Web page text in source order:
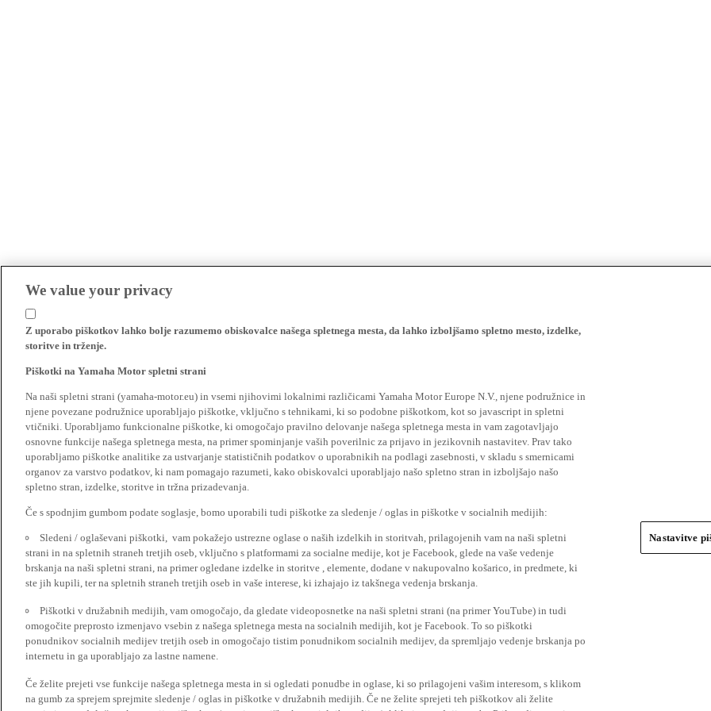
We value your privacy
Z uporabo piškotkov lahko bolje razumemo obiskovalce našega spletnega mesta, da lahko izboljšamo spletno mesto, izdelke,
storitve in trženje.
Piškotki na Yamaha Motor spletni strani
Na naši spletni strani (yamaha-motor.eu) in vsemi njihovimi lokalnimi različicami Yamaha Motor Europe N.V., njene podružnice in
njene povezane podružnice uporabljajo piškotke, vključno s tehnikami, ki so podobne piškotkom, kot so javascript in spletni
vtičniki. Uporabljamo funkcionalne piškotke, ki omogočajo pravilno delovanje našega spletnega mesta in vam zagotavljajo
osnovne funkcije našega spletnega mesta, na primer spominjanje vaših poverilnic za prijavo in jezikovnih nastavitev. Prav tako
uporabljamo piškotke analitike za ustvarjanje statističnih podatkov o uporabnikih na podlagi zasebnosti, v skladu s smernicami
organov za varstvo podatkov, ki nam pomagajo razumeti, kako obiskovalci uporabljajo našo spletno stran in izboljšajo našo
spletno stran, izdelke, storitve in tržna prizadevanja.
Če s spodnjim gumbom podate soglasje, bomo uporabili tudi piškotke za sledenje / oglas in piškotke v socialnih medijih:
Sledeni / oglaševani piškotki, vam pokažejo ustrezne oglase o naših izdelkih in storitvah, prilagojenih vam na naši spletni
strani in na spletnih straneh tretjih oseb, vključno s platformami za socialne medije, kot je Facebook, glede na vaše vedenje
brskanja na naši spletni strani, na primer ogledane izdelke in storitve , elemente, dodane v nakupovalno košarico, in predmete, ki
ste jih kupili, ter na spletnih straneh tretjih oseb in vaše interese, ki izhajajo iz takšnega vedenja brskanja.
Piškotki v družabnih medijih, vam omogočajo, da gledate videoposnetke na naši spletni strani (na primer YouTube) in tudi
omogočite preprosto izmenjavo vsebin z našega spletnega mesta na socialnih medijih, kot je Facebook. To so piškotki
ponudnikov socialnih medijev tretjih oseb in omogočajo tistim ponudnikom socialnih medijev, da spremljajo vedenje brskanja po
internetu in ga uporabljajo za lastne namene.
Če želite prejeti vse funkcije našega spletnega mesta in si ogledati ponudbe in oglase, ki so prilagojeni vašim interesom, s klikom
na gumb za sprejem sprejmite sledenje / oglas in piškotke v družabnih medijih. Če ne želite sprejeti teh piškotkov ali želite
Nastavitve